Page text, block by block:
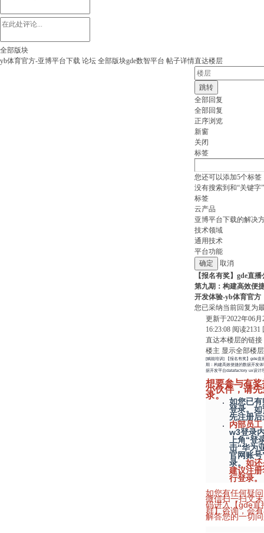
全部版块
yb体育官方-亚博平台下载 论坛 全部版块gde数智平台 帖子详情直达楼层
跳转
全部回复
全部回复
正序浏览
新窗
关闭
标签
您还可以添加5个标签
没有搜索到和“关键字
标签
云产品
亚博平台下载的解决
技术领域
通用技术
平台功能
取消
【报名有奖】gde直播
第九期：构建高效便
开发体验-yb体育官方
您已采纳当前回复为
更新于2022年06月
16:23:08 阅读2131
直达本楼层的链接
楼主 显示全部楼层
[赋能培训] 【报名有奖】gde直
期：构建高效便捷的数据开发
据开发平台datafactory ux设计
想要参与有
小伙伴，请
录。
如您已
登录。
先注册
内部员工
w3登录
上角“
击“华为
官网账
录。如还
建议注
行登录。
如您有任何疑
微信扫一扫文
码进入【gde直
群】咨询，会
解答您的一切